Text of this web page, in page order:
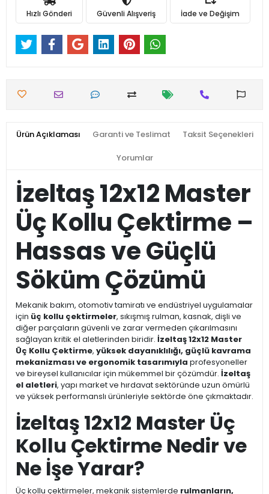
Hızlı Gönderi Güvenli Alışveriş İade ve Değişim
Ürün Açıklaması Garanti ve Teslimat Taksit Seçenekleri
Yorumlar
İzeltaş 12x12 Master
Üç Kollu Çektirme –
Hassas ve Güçlü
Söküm Çözümü
Mekanik bakım, otomotiv tamiratı ve endüstriyel uygulamalar
için üç kollu çektirmeler, sıkışmış rulman, kasnak, dişli ve
diğer parçaların güvenli ve zarar vermeden çıkarılmasını
sağlayan kritik el aletlerinden biridir. İzeltaş 12x12 Master
Üç Kollu Çektirme, yüksek dayanıklılığı, güçlü kavrama
mekanizması ve ergonomik tasarımıyla profesyoneller
ve bireysel kullanıcılar için mükemmel bir çözümdür. İzeltaş
el aletleri, yapı market ve hırdavat sektöründe uzun ömürlü
ve yüksek performanslı ürünleriyle sektörde öne çıkmaktadır.
İzeltaş 12x12 Master Üç
Kollu Çektirme Nedir ve
Ne İşe Yarar?
Üç kollu çektirmeler, mekanik sistemlerde rulmanların,